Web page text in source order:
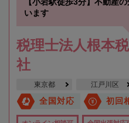
【小岩駅徒歩3分】不動産
います
税理士法人根本
社
東京都 江戸川区
全国対応 初回